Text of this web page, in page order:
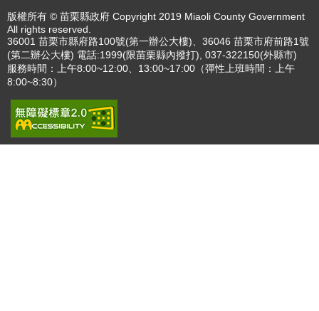
版權所有 © 苗栗縣政府 Copyright 2019 Miaoli County Government
All rights reserved.
36001 苗栗市縣府路100號(第一辦公大樓)、36046 苗栗市府前路1號
(第二辦公大樓) 電話:1999(限苗栗縣內撥打), 037-322150(外縣市)
服務時間：上午8:00~12:00、13:00~17:00（彈性上班時間：上午
8:00~8:30）